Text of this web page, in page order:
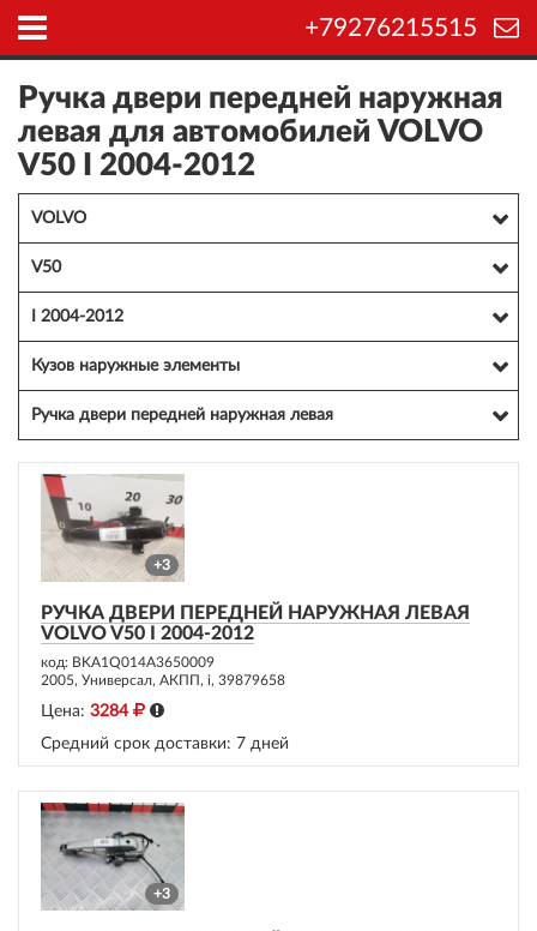
+79276215515
Ручка двери передней наружная
левая для автомобилей VOLVO
V50 I 2004-2012
VOLVO
V50
I 2004-2012
Кузов наружные элементы
Ручка двери передней наружная левая
+3
РУЧКА ДВЕРИ ПЕРЕДНЕЙ НАРУЖНАЯ ЛЕВАЯ
VOLVO V50 I 2004-2012
код: BKA1Q014A3650009
2005, Универсал, АКПП, i, 39879658
Цена: 3284
Средний срок доставки: 7 дней
+3